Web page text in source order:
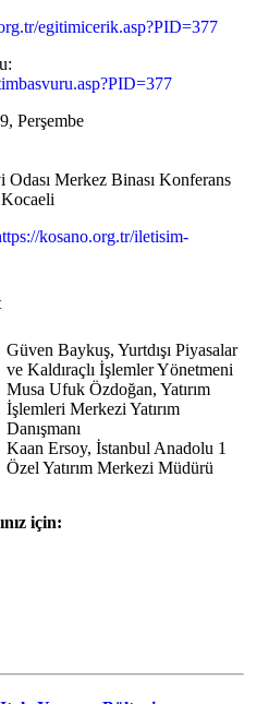
egitimicerik.asp?PID=377
Perşembe
Odası Merkez Binası Konferans
kosano.org.tr/iletisim-
Güven Baykuş, Yurtdışı Piyasalar
ve Kaldıraçlı İşlemler Yönetmeni
Musa Ufuk Özdoğan, Yatırım
İşlemleri Merkezi Yatırım
Danışmanı
Kaan Ersoy, İstanbul Anadolu 1
Özel Yatırım Merkezi Müdürü
için: